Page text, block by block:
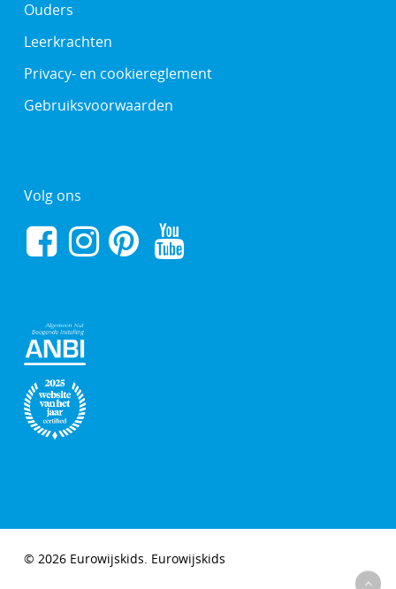
Ouders
Leerkrachten
Privacy- en cookiereglement
Gebruiksvoorwaarden
Volg ons
© 2026 Eurowijskids. Eurowijskids